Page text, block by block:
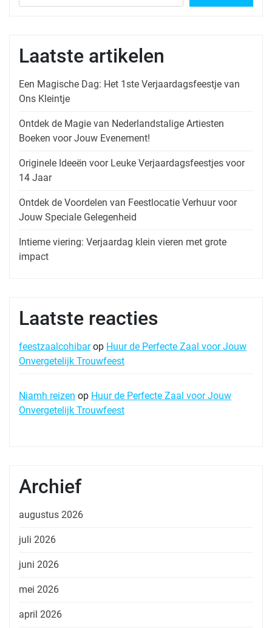
Laatste artikelen
Een Magische Dag: Het 1ste Verjaardagsfeestje van
Ons Kleintje
Ontdek de Magie van Nederlandstalige Artiesten
Boeken voor Jouw Evenement!
Originele Ideeën voor Leuke Verjaardagsfeestjes voor
14 Jaar
Ontdek de Voordelen van Feestlocatie Verhuur voor
Jouw Speciale Gelegenheid
Intieme viering: Verjaardag klein vieren met grote
impact
Laatste reacties
feestzaalcohibarop Huur de Perfecte Zaal voor Jouw
Onvergetelijk Trouwfeest
Niamh reizen op Huur de Perfecte Zaal voor Jouw
Onvergetelijk Trouwfeest
Archief
augustus 2026
juli 2026
juni 2026
mei 2026
april 2026